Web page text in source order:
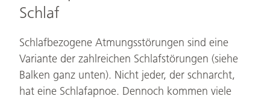
Schlaf
Schlafbezogene Atmungsstörungen sind eine
Variante der zahlreichen Schlafstörungen (siehe
Balken ganz unten). Nicht jeder, der schnarcht,
hat eine Schlafapnoe. Dennoch kommen viele